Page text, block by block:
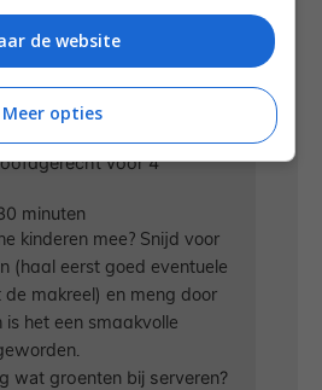
goed eventuele graatjes uit
door elkaar. Dan is het een
voor 4
minuten
kinderen mee? Snijd voor
(haal eerst goed eventuele
de makreel) en meng door
is het een smaakvolle
wat groenten bij serveren?
de website
Meer opties